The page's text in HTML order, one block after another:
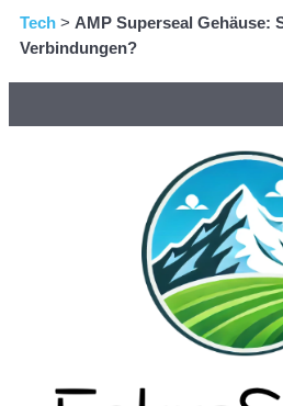
Tech > AMP Superseal Gehäuse:
Verbindungen?